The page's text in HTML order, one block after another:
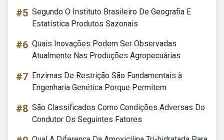
#5 Segundo O Instituto Brasileiro De Geografia E
Estatística Produtos Sazonais
#6 Quais Inovações Podem Ser Observadas
Atualmente Nas Produções Agropecuárias
#7 Enzimas De Restrição São Fundamentais à
Engenharia Genética Porque Permitem
#8 São Classificados Como Condições Adversas Do
Condutor Os Seguintes Fatores